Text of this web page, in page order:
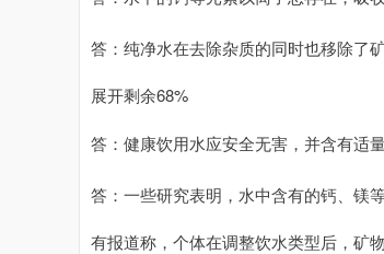
答：纯净水在去除杂质的同时也移除了
展开剩余68%
答：健康饮用水应安全无害，并含有适
答：一些研究表明，水中含有的钙、镁
有报道称，个体在调整饮水类型后，矿